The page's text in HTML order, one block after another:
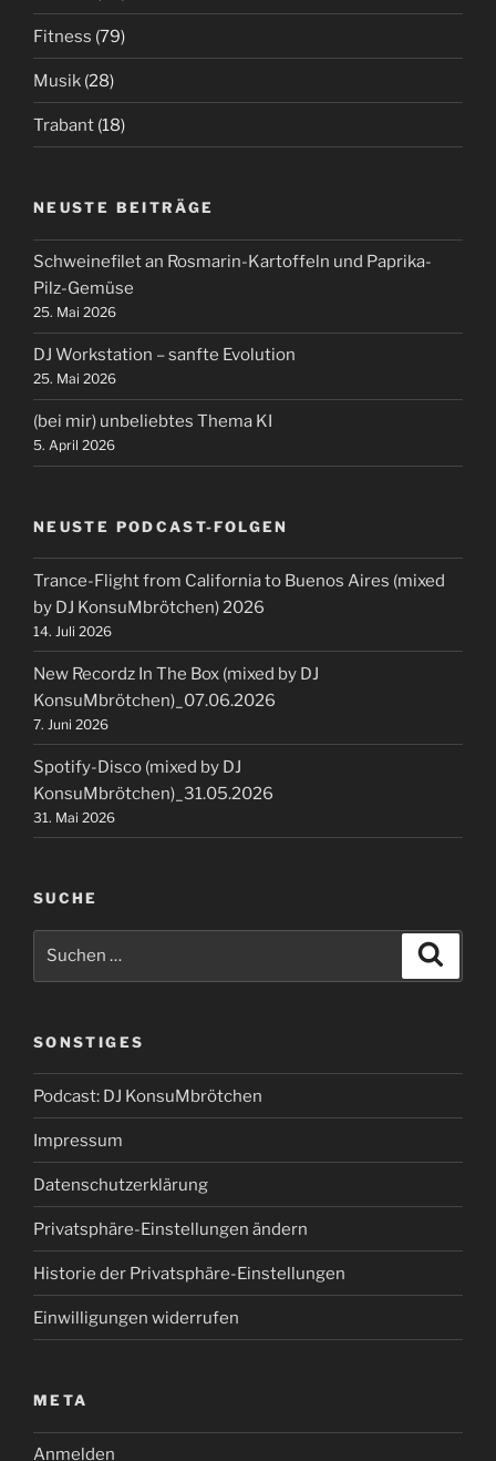
Fitness (79)
Musik (28)
Trabant (18)
NEUSTE BEITRÄGE
Schweinefilet an Rosmarin-Kartoffeln und Paprika-
Pilz-Gemüse
25. Mai 2026
DJ Workstation – sanfte Evolution
25. Mai 2026
(bei mir) unbeliebtes Thema KI
5. April 2026
NEUSTE PODCAST-FOLGEN
Trance-Flight from California to Buenos Aires (mixed
by DJ KonsuMbrötchen) 2026
14. Juli 2026
New Recordz In The Box (mixed by DJ
KonsuMbrötchen)_07.06.2026
7. Juni 2026
Spotify-Disco (mixed by DJ
KonsuMbrötchen)_31.05.2026
31. Mai 2026
SUCHE
SONSTIGES
Podcast: DJ KonsuMbrötchen
Impressum
Datenschutzerklärung
Privatsphäre-Einstellungen ändern
Historie der Privatsphäre-Einstellungen
Einwilligungen widerrufen
META
Anmelden